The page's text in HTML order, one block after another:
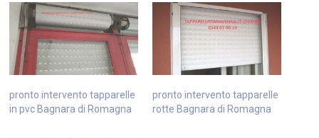
pronto intervento tapparelle
in pvc Bagnara di Romagna
pronto intervento tapparelle
rotte Bagnara di Romagna